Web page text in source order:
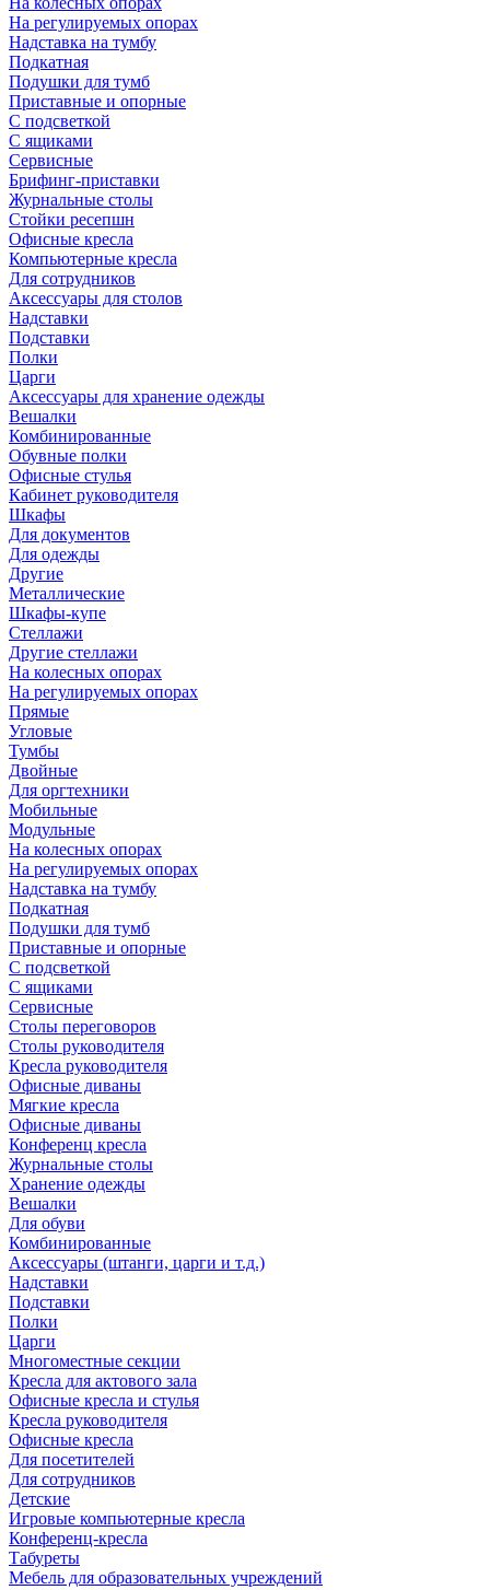
На регулируемых опорах
Надставка на тумбу
Подкатная
Подушки для тумб
Приставные и опорные
С подсветкой
С ящиками
Сервисные
Брифинг-приставки
Журнальные столы
Стойки ресепшн
Офисные кресла
Компьютерные кресла
Для сотрудников
Аксессуары для столов
Надставки
Подставки
Полки
Царги
Аксессуары для хранение одежды
Вешалки
Комбинированные
Обувные полки
Офисные стулья
Кабинет руководителя
Шкафы
Для документов
Для одежды
Другие
Металлические
Шкафы-купе
Стеллажи
Другие стеллажи
На колесных опорах
На регулируемых опорах
Прямые
Угловые
Тумбы
Двойные
Для оргтехники
Мобильные
Модульные
На колесных опорах
На регулируемых опорах
Надставка на тумбу
Подкатная
Подушки для тумб
Приставные и опорные
С подсветкой
С ящиками
Сервисные
Столы переговоров
Столы руководителя
Кресла руководителя
Офисные диваны
Мягкие кресла
Офисные диваны
Конференц кресла
Журнальные столы
Хранение одежды
Вешалки
Для обуви
Комбинированные
Аксессуары (штанги, царги и т.д.)
Надставки
Подставки
Полки
Царги
Многоместные секции
Кресла для актового зала
Офисные кресла и стулья
Кресла руководителя
Офисные кресла
Для посетителей
Для сотрудников
Детские
Игровые компьютерные кресла
Конференц-кресла
Табуреты
Мебель для образовательных учреждений